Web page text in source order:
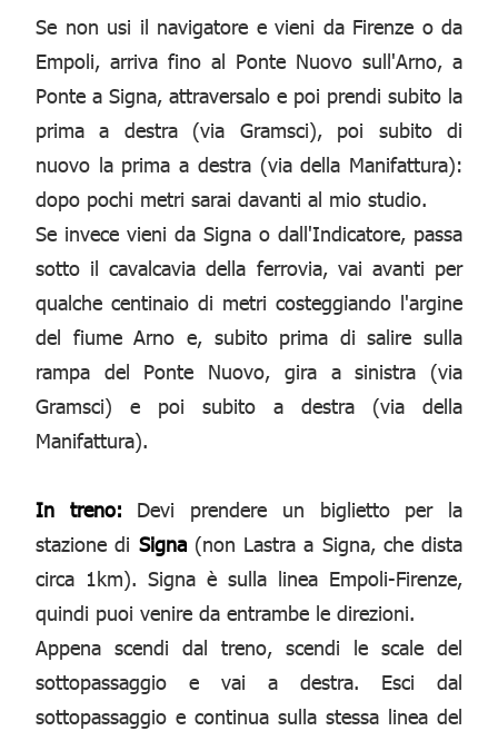
Se non usi il navigatore e vieni da Firenze o da
Empoli, arriva fino al Ponte Nuovo sull'Arno, a
Ponte a Signa, attraversalo e poi prendi subito la
prima a destra (via Gramsci), poi subito di
nuovo la prima a destra (via della Manifattura):
dopo pochi metri sarai davanti al mio studio.
Se invece vieni da Signa o dall'Indicatore, passa
sotto il cavalcavia della ferrovia, vai avanti per
qualche centinaio di metri costeggiando l'argine
del fiume Arno e, subito prima di salire sulla
rampa del Ponte Nuovo, gira a sinistra (via
Gramsci) e poi subito a destra (via della
Manifattura).
In treno: Devi prendere un biglietto per la
stazione di Signa(non Lastra a Signa, che dista
circa 1km). Signa è sulla linea Empoli-Firenze,
quindi puoi venire da entrambe le direzioni.
Appena scendi dal treno, scendi le scale del
sottopassaggio e vai a destra. Esci dal
sottopassaggio e continua sulla stessa linea del